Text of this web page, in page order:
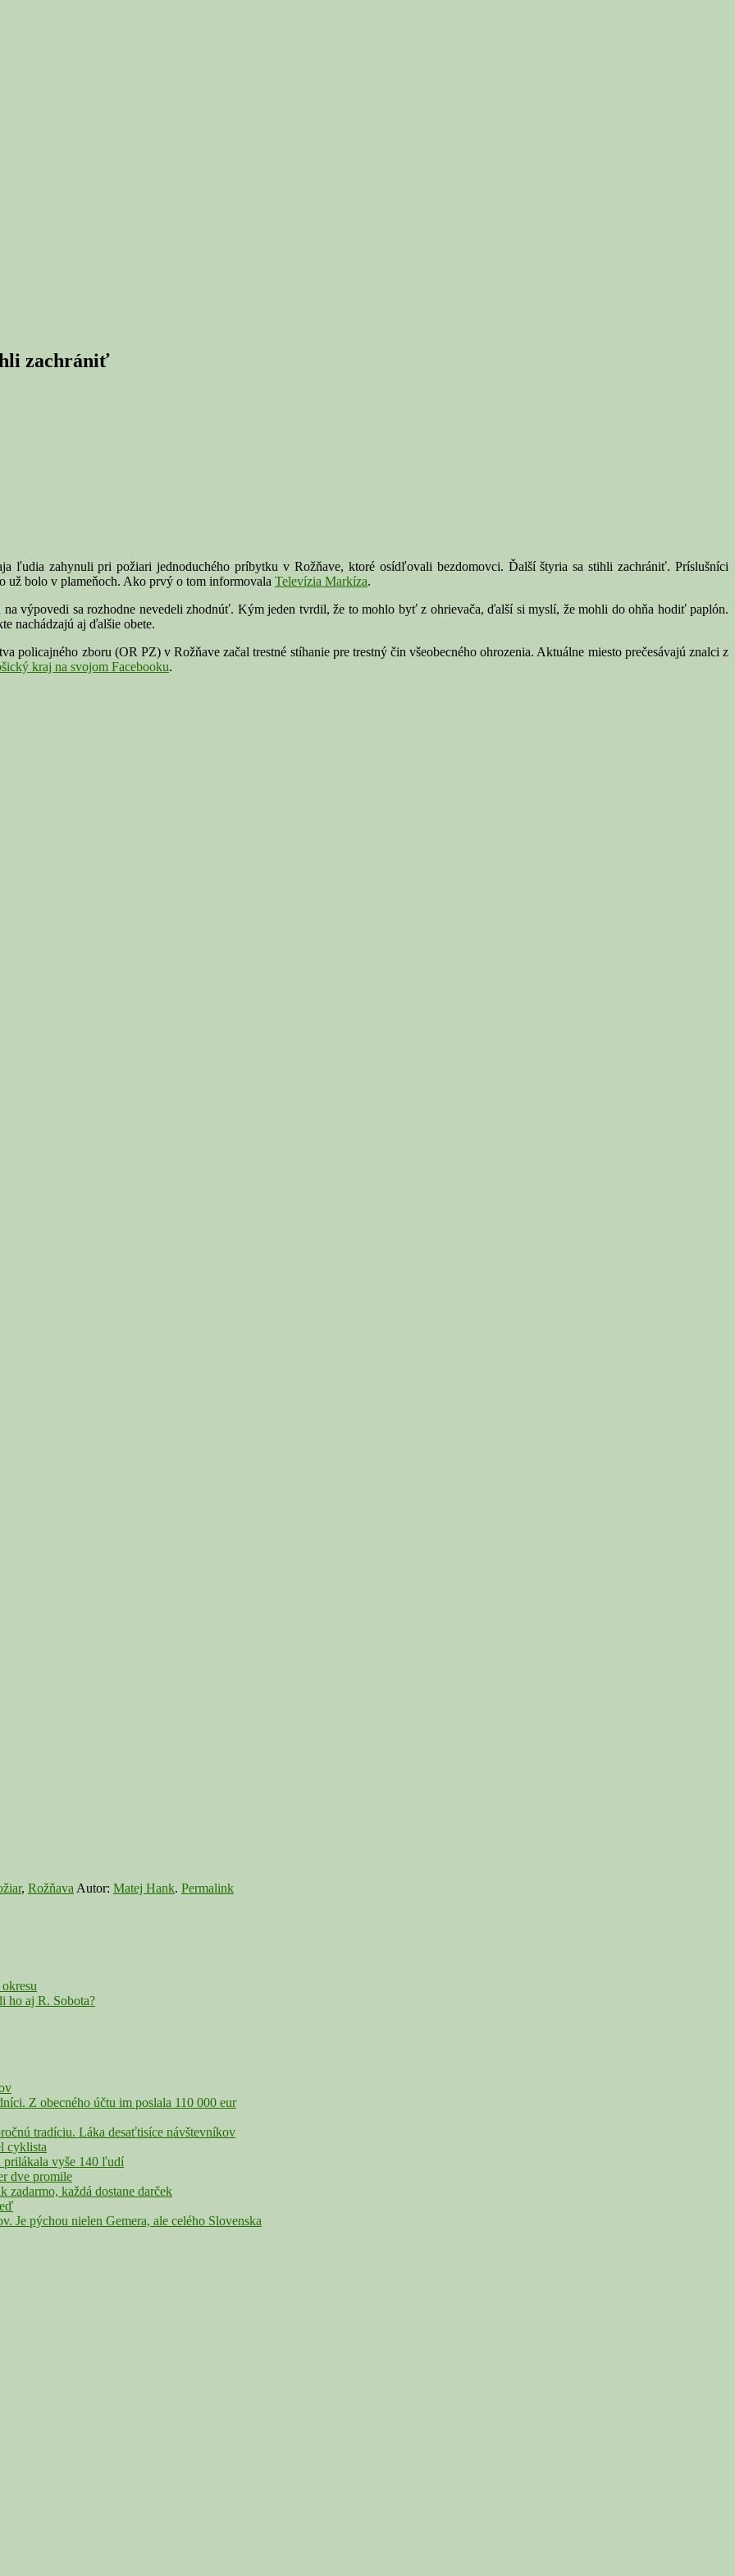
zachrániť
ľudia zahynuli pri požiari jednoduchého príbytku v Rožňave, ktoré osídľovali bezdomovci. Ďalší štyria sa stihli zachrániť. Príslušníci
už bolo v plameňoch. Ako prvý o tom informovala Televízia Markíza.
výpovedi sa rozhodne nevedeli zhodnúť. Kým jeden tvrdil, že to mohlo byť z ohrievača, ďalší si myslí, že mohli do ohňa hodiť paplón.
nachádzajú aj ďalšie obete.
policajného zboru (OR PZ) v Rožňave začal trestné stíhanie pre trestný čin všeobecného ohrozenia. Aktuálne miesto prečesávajú znalci z
kraj na svojom Facebooku.
, Rožňava Autor: Matej Hank. Permalink
ho aj R. Sobota?
Z obecného účtu im poslala 110 000 eur
tradíciu. Láka desaťtisíce návštevníkov
cyklista
prilákala vyše 140 ľudí
dve promile
každá dostane darček
Je pýchou nielen Gemera, ale celého Slovenska